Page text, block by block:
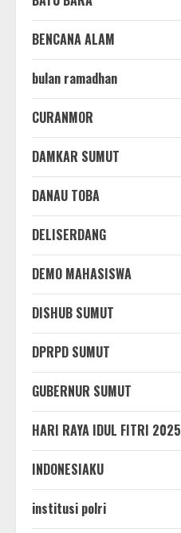
BENCANA ALAM
bulan ramadhan
CURANMOR
DAMKAR SUMUT
DANAU TOBA
DELISERDANG
DEMO MAHASISWA
DISHUB SUMUT
DPRPD SUMUT
GUBERNUR SUMUT
HARI RAYA IDUL FITRI 2025
INDONESIAKU
institusi polri